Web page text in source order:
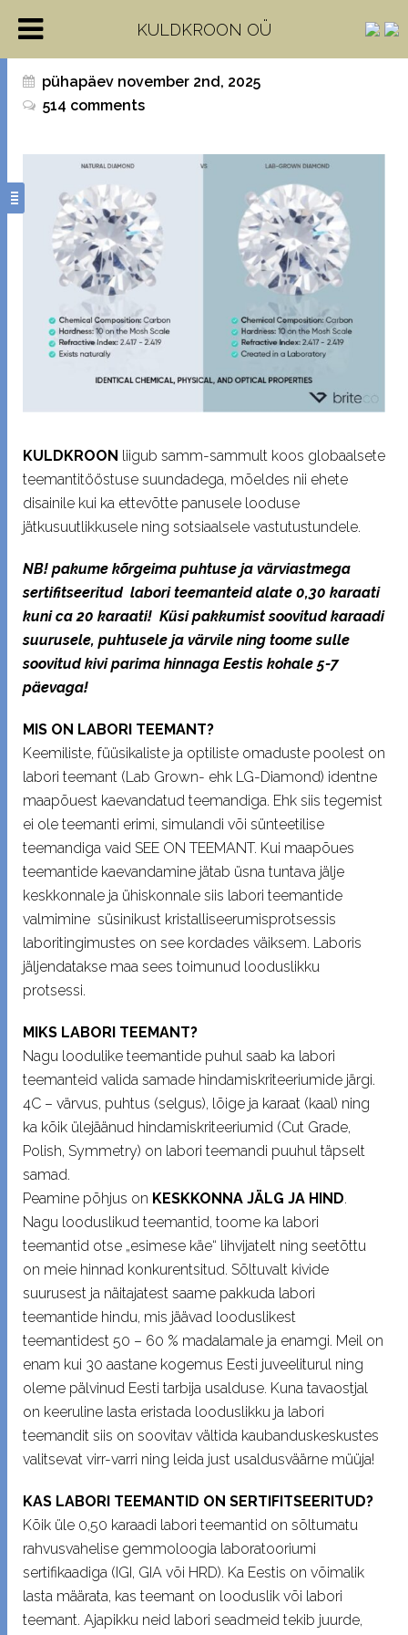
Labori teemantid
pühapäev november 2nd, 2025
514 comments
KULDKROON liigub samm-sammult koos globaalsete
teemantitööstuse suundadega, mõeldes nii ehete
disainile kui ka ettevõtte panusele looduse
jätkusuutlikkusele ning sotsiaalsele vastutustundele.
NB! pakume kõrgeima puhtuse ja värviastmega
sertifitseeritud labori teemanteid alate 0,30 karaati
kuni ca 20 karaati! Küsi pakkumist soovitud karaadi
suurusele, puhtusele ja värvile ning toome sulle
soovitud kivi parima hinnaga Eestis kohale 5-7
päevaga!
MIS ON LABORI TEEMANT?
Keemiliste, füüsikaliste ja optiliste omaduste poolest on
labori teemant (Lab Grown- ehk LG-Diamond) identne
maapõuest kaevandatud teemandiga. Ehk siis tegemist
ei ole teemanti erimi, simulandi või sünteetilise
teemandiga vaid SEE ON TEEMANT. Kui maapõues
teemantide kaevandamine jätab üsna tuntava jälje
keskkonnale ja ühiskonnale siis labori teemantide
valmimine süsinikust kristalliseerumisprotsessis
laboritingimustes on see kordades väiksem. Laboris
jäljendatakse maa sees toimunud looduslikku
protsessi.
MIKS LABORI TEEMANT?
Nagu loodulike teemantide puhul saab ka labori
teemanteid valida samade hindamiskriteeriumide järgi.
4C – värvus, puhtus (selgus), lõige ja karaat (kaal) ning
ka kõik ülejäänud hindamiskriteeriumid (Cut Grade,
Polish, Symmetry) on labori teemandi puuhul täpselt
samad.
Peamine põhjus on KESKKONNA JÄLG JA HIND.
Nagu looduslikud teemantid, toome ka labori
teemantid otse „esimese käe“ lihvijatelt ning seetõttu
on meie hinnad konkurentsitud. Sõltuvalt kivide
suurusest ja näitajatest saame pakkuda labori
teemantide hindu, mis jäävad looduslikest
teemantidest 50 – 60 % madalamale ja enamgi. Meil on
enam kui 30 aastane kogemus Eesti juveeliturul ning
oleme pälvinud Eesti tarbija usalduse. Kuna tavaostjal
on keeruline lasta eristada looduslikku ja labori
teemandit siis on soovitav vältida kaubanduskeskustes
valitsevat virr-varri ning leida just usaldusväärne müüja!
KAS LABORI TEEMANTID ON SERTIFITSEERITUD?
Kõik üle 0,50 karaadi labori teemantid on sõltumatu
rahvusvahelise gemmoloogia laboratooriumi
sertifikaadiga (IGI, GIA või HRD). Ka Eestis on võimalik
lasta määrata, kas teemant on looduslik või labori
teemant. Ajapikku neid labori seadmeid tekib juurde,
KULDKROON OÜ